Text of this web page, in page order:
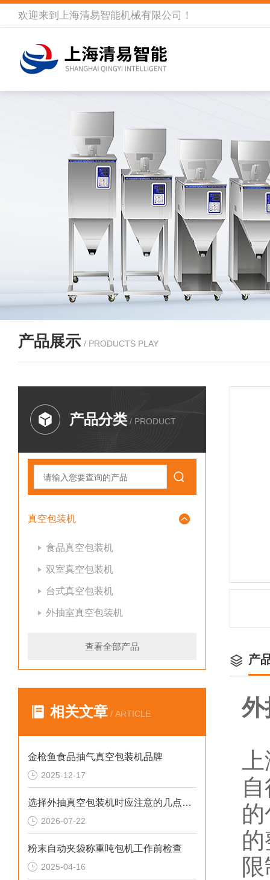
欢迎来到 上海清易智能机械有限公司 ！
产品展示 / PRODUCTS PLAY
产品分类 / PRODUCT
真空包装机
食品真空包装机
双室真空包装机
台式真空包装机
外抽室真空包装机
查看全部产品
相关文章 / ARTICLE
金枪鱼食品抽气真空包装机品牌
2025-12-17
选择外抽真空包装机时应注意的几点关键因素
2026-07-22
粉末自动夹袋称重吨包机工作前检查
2025-04-16
产
外